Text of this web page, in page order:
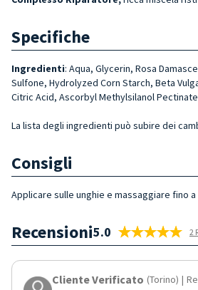
Specifiche
Ingredienti: Aqua, Glycerin, Rosa
Sulfone, Hydrolyzed Corn Starch, Beta
Citric Acid, Ascorbyl Methylsilanol
La lista degli ingredienti può subire dei
Consigli
Applicare sulle unghie e massaggiare fino
Recensioni5.0 2
Cliente Verificato (Torino) |